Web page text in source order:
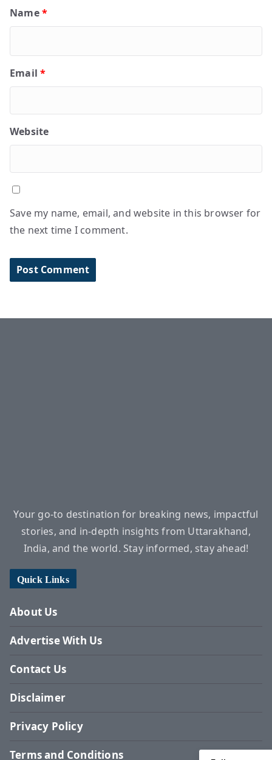
Name*
Email*
Website
Save my name, email, and website in this browser for
the next time I comment.
Your go-to destination for breaking news, impactful
stories, and in-depth insights from Uttarakhand,
India, and the world. Stay informed, stay ahead!
Quick Links
About Us
Advertise With Us
Contact Us
Disclaimer
Privacy Policy
Terms and Conditions